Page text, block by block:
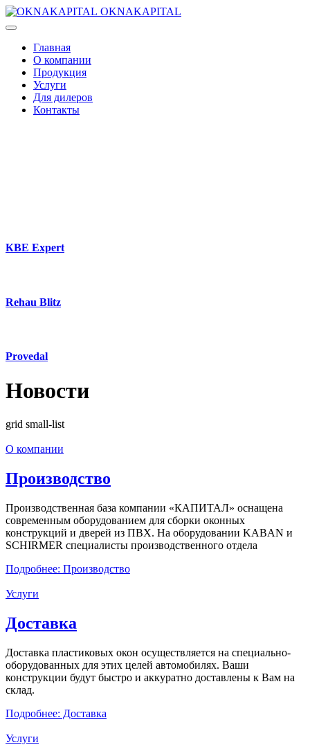
OKNAKAPITAL
Главная
О компании
Продукция
Услуги
Для дилеров
Контакты
КВЕ Expert
Rehau Blitz
Provedal
Новости
grid small-list
О компании
Производство
Производственная база компании «КАПИТАЛ» оснащена
современным оборудованием для сборки оконных
конструкций и дверей из ПВХ. На оборудовании KABAN и
SCHIRMER специалисты производственного отдела
Подробнее: Производство
Услуги
Доставка
Доставка пластиковых окон осуществляется на специально-
оборудованных для этих целей автомобилях. Ваши
конструкции будут быстро и аккуратно доставлены к Вам на
склад.
Подробнее: Доставка
Услуги